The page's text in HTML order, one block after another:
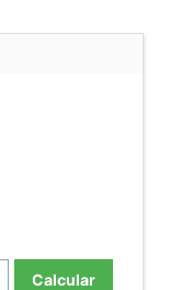
Calcular